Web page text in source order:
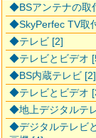
◆BSアンテナの取
◆SkyPerfec TV取
◆テレビ [2]
◆テレビとビデオ
◆BS内蔵テレビ [2]
◆テレビとビデオ
◆地上デジタルテ
◆デジタルテレビ